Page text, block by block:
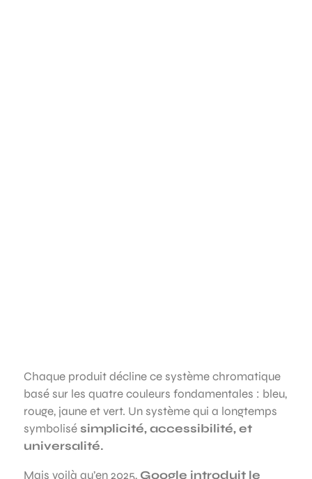
Chaque produit décline ce système chromatique
basé sur les quatre couleurs fondamentales : bleu,
rouge, jaune et vert. Un système qui a longtemps
symbolisésimplicité, accessibilité, et
universalité.
Mais voilà qu’en 2025, Google introduit le